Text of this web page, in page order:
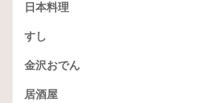
日本料理
すし
金沢おでん
居酒屋